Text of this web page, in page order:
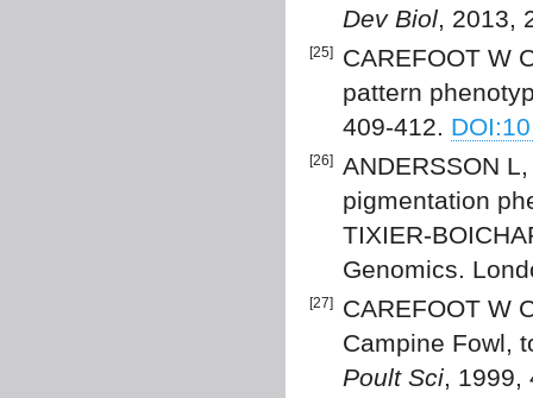
Dev Biol, 2013,
[25]
CAREFOOT W
pattern
409-412.
[26]
ANDERSSON
pigmentation
TIXIER-
Genomics.
[27]
CAREFOOT W
Campine Fowl,
Poult Sci, 1999,